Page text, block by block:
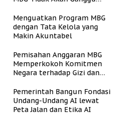
Menguatkan Program MBG
dengan Tata Kelola yang
Makin Akuntabel
Pemisahan Anggaran MBG
Memperkokoh Komitmen
Negara terhadap Gizi dan
Pemerintah Bangun Fondasi
Undang-Undang AI lewat
Peta Jalan dan Etika AI